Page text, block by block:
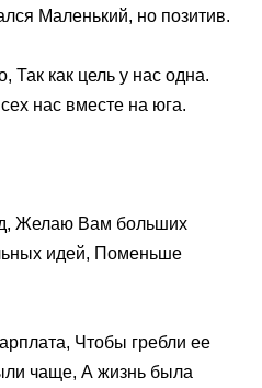
Маленький, но позитив.
Так как цель у нас одна.
нас вместе на юга.
Желаю Вам больших
идей, Поменьше
Чтобы гребли ее
чаще, А жизнь была